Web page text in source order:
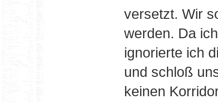
versetzt. Wir
werden. Da
ignorierte ich
und schloß
keinen